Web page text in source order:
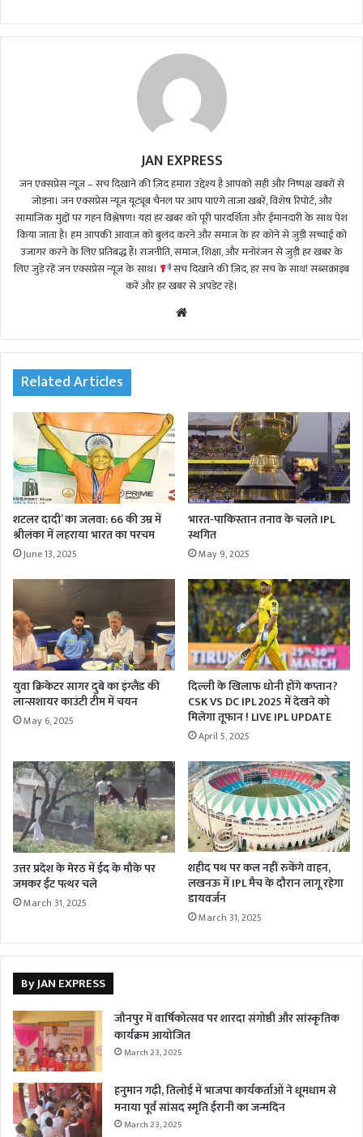
JAN EXPRESS
जन एक्सप्रेस न्यूज़ – सच दिखाने की ज़िद हमारा उद्देश्य है आपको सही और निष्पक्ष खबरों से
जोड़ना। जन एक्सप्रेस न्यूज़ यूट्यूब चैनल पर आप पाएंगे ताजा खबरें, विशेष रिपोर्ट, और
सामाजिक मुद्दों पर गहन विश्लेषण। यहां हर खबर को पूरी पारदर्शिता और ईमानदारी के साथ पेश
किया जाता है। हम आपकी आवाज़ को बुलंद करने और समाज के हर कोने से जुड़ी सच्चाई को
उजागर करने के लिए प्रतिबद्ध हैं। राजनीति, समाज, शिक्षा, और मनोरंजन से जुड़ी हर खबर के
लिए जुड़े रहें जन एक्सप्रेस न्यूज़ के साथ।
सच दिखाने की ज़िद, हर सच के साथ! सब्सक्राइब
करें और हर खबर से अपडेट रहें।
te
Related Articles
शटलर दादी’ का जलवा: 66 की उम्र में
श्रीलंका में लहराया भारत का परचम
June 13, 2025
भारत-पाकिस्तान तनाव के चलते IPL
स्थगित
May 9, 2025
युवा क्रिकेटर सागर दुबे का इंग्लैंड की
लान्सशायर काउंटी टीम में चयन
May 6, 2025
दिल्ली के खिलाफ धोनी होंगे कप्तान?
CSK VS DC IPL 2025 में देखने को
मिलेगा तूफान ! LIVE IPL UPDATE
April 5, 2025
उत्तर प्रदेश के मेरठ में ईद के मौके पर
जमकर ईंट पत्थर चले
March 31, 2025
शहीद पथ पर कल नहीं रुकेंगे वाहन,
लखनऊ में IPL मैच के दौरान लागू रहेगा
डायवर्जन
March 31, 2025
By JAN EXPRESS
जौनपुर में वार्षिकोत्सव पर शारदा संगोष्ठी और सांस्कृतिक
कार्यक्रम आयोजित
March 23, 2025
हनुमान गढ़ी, तिलोई में भाजपा कार्यकर्ताओं ने धूमधाम से
मनाया पूर्व सांसद स्मृति ईरानी का जन्मदिन
March 23, 2025